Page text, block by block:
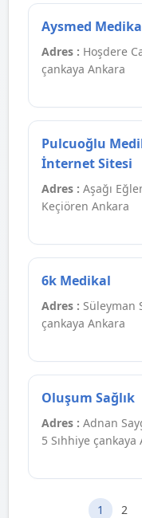
Aysmed
Adres : Hoşdere
çankaya Ankara
Pulcuoğlu
İnternet Sitesi
Adres : Aşağı
Keçiören Ankara
6k Medikal
Adres : Süleyman
çankaya Ankara
Oluşum Sağlık
Adres : Adnan
5 Sıhhiye çankaya
1 2